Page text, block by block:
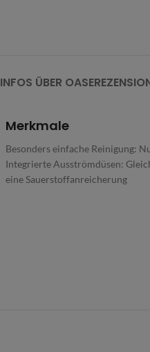
INFOS ÜBER OASE
Merkmale
Besonders einfache Reinigung:
Integrierte Ausströmdüsen:
eine Sauerstoffanreicherung